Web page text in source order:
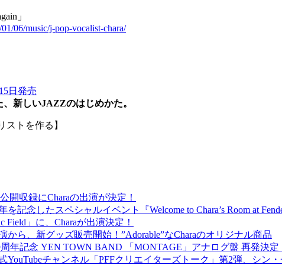
」
06/music/j-pop-vocalist-chara/
日発売
新しいJAZZのはじめかた。
ストを作る】
開収録にCharaの出演が決定！
記念したスペシャルイベント『Welcome to Chara’s Room at
Field」に、Charaが出演決定！
から、新グッズ販売開始！”Adorable”なCharaのオリジナル商品
年記念 YEN TOWN BAND 「MONTAGE」アナログ盤 再発決定
YouTubeチャンネル「PFFクリエイターズトーク」第2弾、シン